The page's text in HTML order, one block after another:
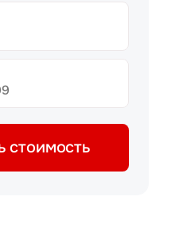
стоимость